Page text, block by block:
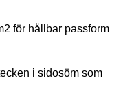
för hållbar passform
i sidosöm som